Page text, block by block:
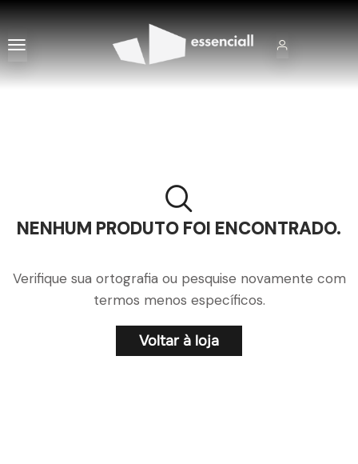
NENHUM PRODUTO FOI ENCONTRADO.
Verifique sua ortografia ou pesquise novamente com
termos menos específicos.
Voltar à loja